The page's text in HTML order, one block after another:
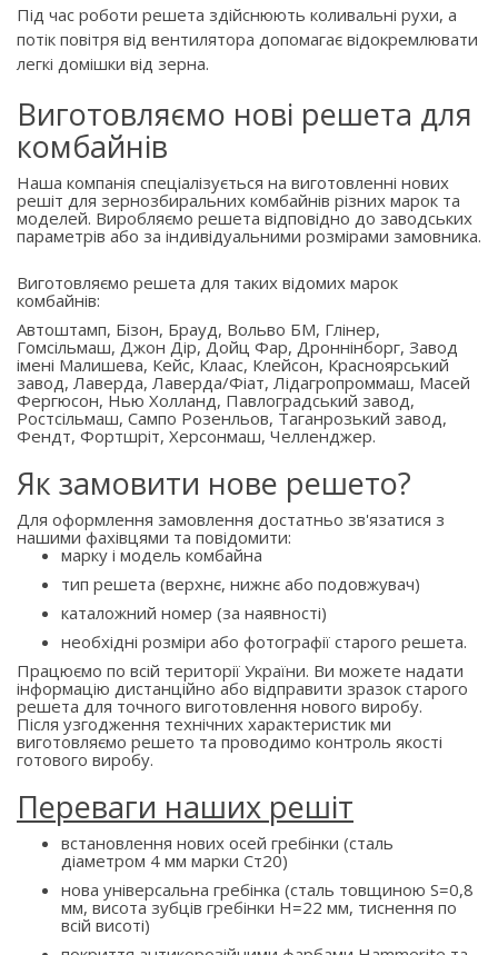
Під час роботи решета здійснюють коливальні рухи, а
потік повітря від вентилятора допомагає відокремлювати
легкі домішки від зерна.
Виготовляємо нові решета для
комбайнів
Наша компанія спеціалізується на виготовленні нових
решіт для зернозбиральних комбайнів різних марок та
моделей. Виробляємо решета відповідно до заводських
параметрів або за індивідуальними розмірами замовника.
Виготовляємо решета для таких відомих марок
комбайнів:
Автоштамп, Бізон, Брауд, Вольво БМ, Глінер,
Гомсільмаш, Джон Дір, Дойц Фар, Дроннінборг, Завод
імені Малишева, Кейс, Клаас, Клейсон, Красноярський
завод, Лаверда, Лаверда/Фіат, Лідагропроммаш, Масей
Фергюсон, Нью Холланд, Павлоградський завод,
Ростсільмаш, Сампо Розенльов, Таганрозький завод,
Фендт, Фортшріт, Херсонмаш, Челленджер.
Як замовити нове решето?
Для оформлення замовлення достатньо зв'язатися з
нашими фахівцями та повідомити:
марку і модель комбайна
тип решета (верхнє, нижнє або подовжувач)
каталожний номер (за наявності)
необхідні розміри або фотографії старого решета.
Працюємо по всій території України. Ви можете надати
інформацію дистанційно або відправити зразок старого
решета для точного виготовлення нового виробу.
Після узгодження технічних характеристик ми
виготовляємо решето та проводимо контроль якості
готового виробу.
Переваги наших решіт
встановлення нових осей гребінки (сталь
діаметром 4 мм марки Ст20)
нова універсальна гребінка (сталь товщиною S=0,8
мм, висота зубців гребінки H=22 мм, тиснення по
всій висоті)